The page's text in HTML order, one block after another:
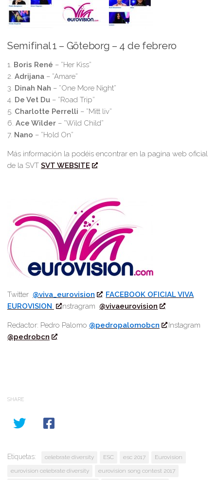
Semifinal 1 – Göteborg – 4 de febrero
1. Boris René – ”Her Kiss”
2. Adrijana – ”Amare”
3. Dinah Nah – ”One More Night”
4. De Vet Du – ”Road Trip”
5. Charlotte Perrelli – ”Mitt liv”
6. Ace Wilder – ”Wild Child”
7. Nano – ”Hold On”
Más información la podéis encontrar en la pagina web oficial
de la SVT SVT WEBSITE
Twitter @viva_eurovision
FACEBOOK OFICIAL VIVA
EUROVISION
Instragram @vivaeurovision
Redactor: Pedro Palomo @pedropalomobcn
Instagram
@pedrobcn
SHARE
Etiquetas: celebrate diversity ESC esc 2017
Eurovision
eurovision celebrate diversity
eurovision song contest 2017